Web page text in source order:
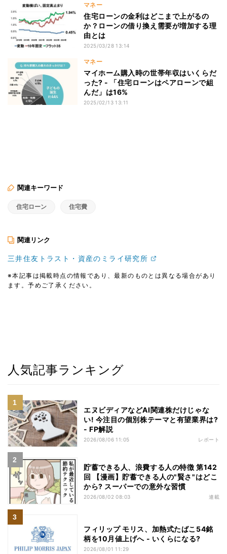
マネー
住宅ローンの金利はどこまで上がるの
か？ローンの借り換え需要が増加する理
由とは
2025/03/28 13:14
マネー
マイホーム購入時の世帯年収はいくらだ
った? - 「住宅ローンはペアローンで組
んだ」は16%
2025/02/13 13:11
関連キーワード
住宅ローン 住宅費
関連リンク
三井住友トラスト・資産のミライ研究所
※本記事は掲載時点の情報であり、最新のものとは異なる場合があり
ます。予めご了承ください。
人気記事ランキング
エヌビディアなどAI関連株だけじゃな
い! 今注目の個別株テーマと有望業界は?
- FP解説
2026/08/06 11:05 レポート
貯蓄できる人、浪費する人の特徴 第142
回 【漫画】貯蓄できる人の"賢さ"はどこ
から? スーパーでの意外な習慣
2026/08/02 08:03 連載
フィリップ モリス、加熱式たばこ54銘
柄を10月値上げへ - いくらになる?
2026/08/01 11:29